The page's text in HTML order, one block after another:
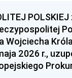
Wojciecha
2026 r.,